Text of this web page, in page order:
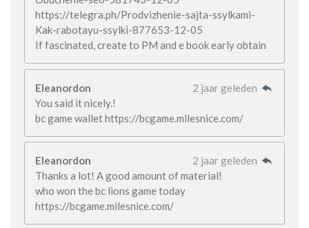
https://telegra.ph/Prodvizhenie-sajta-ssylkami-
Kak-rabotayu-ssylki-877653-12-05
If fascinated, create to PM and e book early obtain
Eleanordon
2 jaar geleden
You said it nicely.!
bc game wallet https://bcgame.milesnice.com/
Eleanordon
2 jaar geleden
Thanks a lot! A good amount of material!
who won the bc lions game today
https://bcgame.milesnice.com/